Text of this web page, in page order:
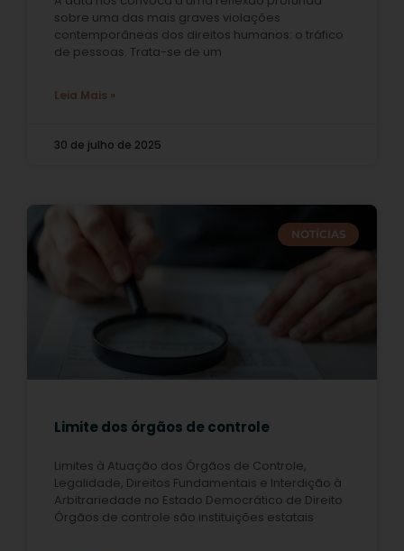
sobre uma das mais graves violações
contemporâneas dos direitos humanos: o tráfico
de pessoas. Trata-se de um
Leia Mais »
30 de julho de 2025
NOTÍCIAS
Limite dos órgãos de controle
Limites à Atuação dos Órgãos de Controle,
Legalidade, Direitos Fundamentais e Interdição à
Arbitrariedade no Estado Democrático de Direito
Órgãos de controle são instituições estatais